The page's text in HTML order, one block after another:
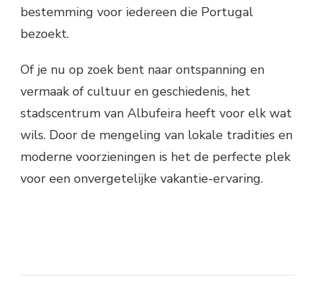
bestemming voor iedereen die Portugal
bezoekt.
Of je nu op zoek bent naar ontspanning en
vermaak of cultuur en geschiedenis, het
stadscentrum van Albufeira heeft voor elk wat
wils. Door de mengeling van lokale tradities en
moderne voorzieningen is het de perfecte plek
voor een onvergetelijke vakantie-ervaring.